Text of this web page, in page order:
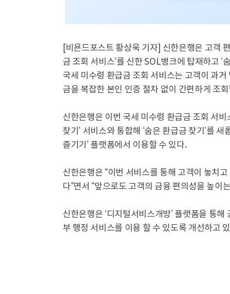
[비욘드포스트 황상욱 기자] 신한은행은 고객
금 조회 서비스’를 신한 SOL뱅크에 탑재하고
국세 미수령 환급금 조회 서비스는 고객이 과
금을 복잡한 본인 인증 절차 없이 간편하게 조
신한은행은 이번 국세 미수령 환급금 조회 서
찾기’ 서비스와 통합해 ‘숨은 환급금 찾기’를
즐기기’ 플랫폼에서 이용할 수 있다.
신한은행은 “이번 서비스를 통해 고객이 놓치
다”면서 “앞으로도 고객의 금융 편의성을 높이
신한은행은 ‘디지털서비스개방’ 플랫폼을 통
부 행정 서비스를 이용 할 수 있도록 개선하고